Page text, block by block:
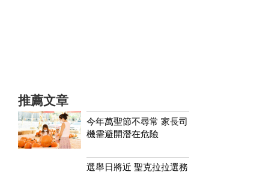
推薦文章
今年萬聖節不尋常 家長司
機需避開潛在危險
選舉日將近 聖克拉拉選務